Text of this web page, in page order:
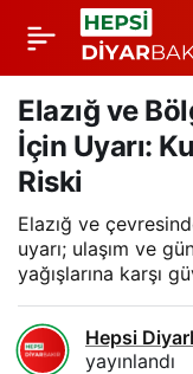
Elazığ ve
İçin Uyarı:
Riski
Elazığ ve
uyarı; ulaşım ve
yağışlarına karşı
Hepsi
yayınlandı
Donmuş Şelale:
Günpınar’da Kış
Manzarası ve
Ziyaretçi İlgi